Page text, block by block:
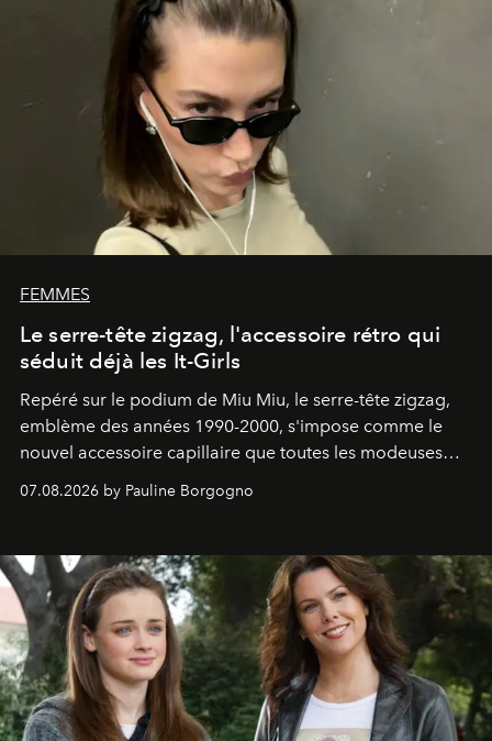
FEMMES
Le serre-tête zigzag, l'accessoire rétro qui
séduit déjà les It-Girls
Repéré sur le podium de Miu Miu, le serre-tête zigzag,
emblème des années 1990-2000, s'impose comme le
nouvel accessoire capillaire que toutes les modeuses
s'arrachent déjà.
07.08.2026 by Pauline Borgogno